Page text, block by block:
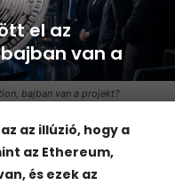
bajban van a projekt?
el az
van a
az illúzió, hogy a
az Ethereum,
és ezek az